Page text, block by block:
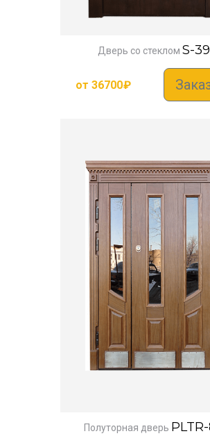
Дверь со стеклом S-39
от 36700₽
Полуторная дверь